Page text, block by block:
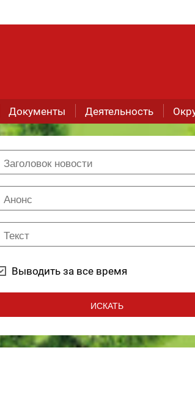
Документы Деятельность
Выводить за все время